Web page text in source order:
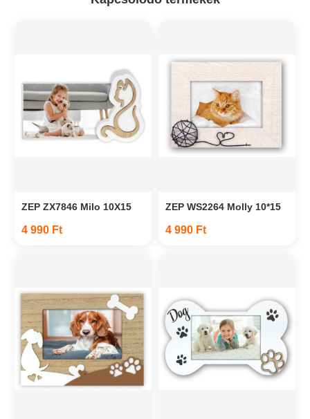
ZEP ZX7846 Milo 10X15
4 990 Ft
ZEP WS2264 Molly 10*15
4 990 Ft